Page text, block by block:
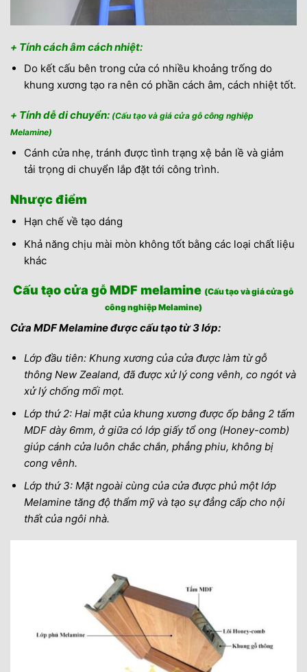
+ Tính cách âm cách nhiệt:
Do kết cấu bên trong cửa có nhiều khoảng trống do
khung xương tạo ra nên có phần cách âm, cách nhiệt tốt.
+ Tính dễ di chuyển: (Cấu tạo và giá cửa gỗ công nghiệp
Melamine)
Cánh cửa nhẹ, tránh được tình trạng xệ bản lề và giảm
tải trọng di chuyển lắp đặt tới công trình.
Nhược điểm
Hạn chế về tạo dáng
Khả năng chịu mài mòn không tốt bằng các loại chất liệu
khác
Cấu tạo cửa gỗ MDF melamine (Cấu tạo và giá cửa gỗ
công nghiệp Melamine)
Cửa MDF Melamine được cấu tạo từ 3 lớp:
Lớp đầu tiên: Khung xương của cửa được làm từ gỗ
thông New Zealand, đã được xử lý cong vênh, co ngót và
xử lý chống mối mọt.
Lớp thứ 2: Hai mặt của khung xương được ốp bằng 2 tấm
MDF dày 6mm, ở giữa có lớp giấy tổ ong (Honey-comb)
giúp cánh cửa luôn chắc chắn, phẳng phiu, không bị
cong vênh.
Lớp thứ 3: Mặt ngoài cùng của cửa được phủ một lớp
Melamine tăng độ thẩm mỹ và tạo sự đẳng cấp cho nội
thất của ngôi nhà.